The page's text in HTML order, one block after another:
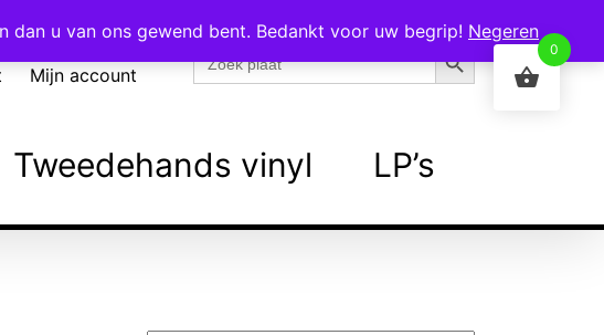
Mijn account
naar:
Zoekknop
Tweedehands vinyl LP’s
u van ons gewend bent. Bedankt voor uw begrip! Negeren
0